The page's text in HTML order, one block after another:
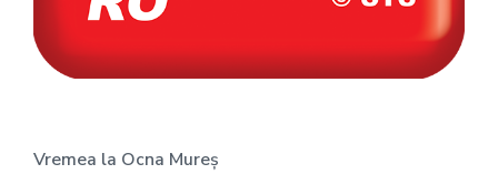
Vremea la Ocna Mureș